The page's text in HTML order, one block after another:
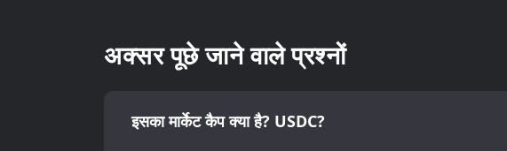
अक्सर पूछे जाने वाले प्रश्नों
इसका मार्केट कैप क्या है? USDC?